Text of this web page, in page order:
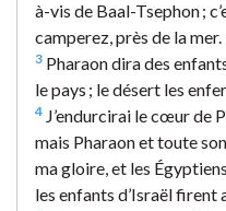
à-vis de Baal-Tsephon ;
camperez, près de la mer.
3 Pharaon dira des
le pays ; le désert les
4 J’endurcirai le cœur de
mais Pharaon et toute
ma gloire, et les
les enfants d’Israël firent